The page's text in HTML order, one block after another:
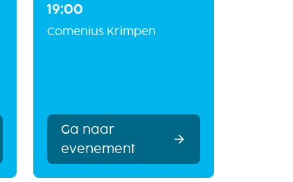
19:00
Comenius Krimpen
Ga naar
evenement